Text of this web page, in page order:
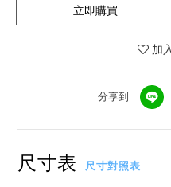
立即購買
加
分享到
尺寸表 尺寸對照表